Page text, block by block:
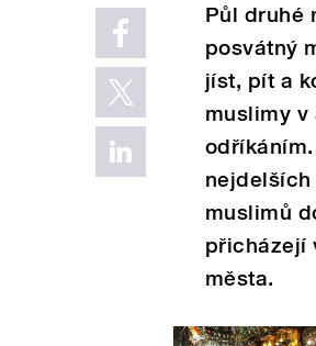
Půl druhé
posvátný
jíst, pít a
muslimy v
muslimů
přicházejí
města.